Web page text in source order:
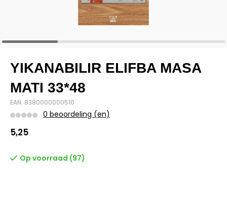
YIKANABILIR ELIFBA MASA
MATI 33*48
EAN: 8380000000510
0 beoordeling (en)
5,25
Op voorraad (97)